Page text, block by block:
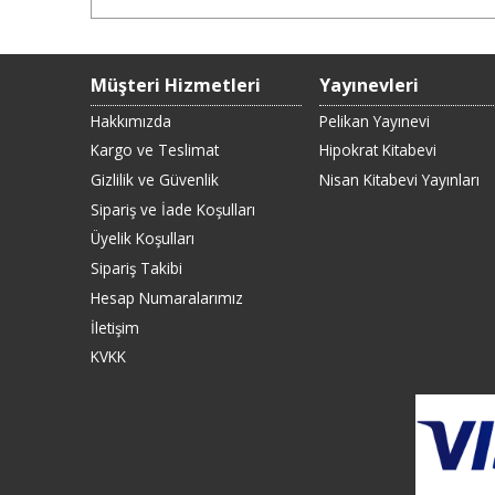
Müşteri Hizmetleri
Hakkımızda
Kargo ve Teslimat
Gizlilik ve Güvenlik
Sipariş ve İade Koşulları
Üyelik Koşulları
Sipariş Takibi
Hesap Numaralarımız
İletişim
KVKK
Yayınevleri
Pelikan Yayınevi
Hipokrat Kitabevi
Nisan Kitabevi Yayınları